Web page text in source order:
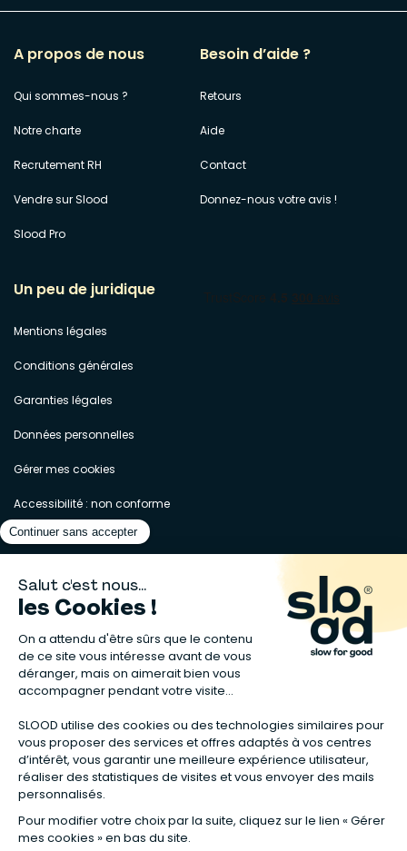
A propos de nous
Qui sommes-nous ?
Notre charte
Recrutement RH
Vendre sur Slood
Slood Pro
Besoin d’aide ?
Retours
Aide
Contact
Donnez-nous votre avis !
Un peu de juridique
Mentions légales
Conditions générales
Garanties légales
Données personnelles
Gérer mes cookies
Accessibilité : non conforme
Matelas naturels⋅Graines bio⋅ Lits bébés en bois⋅Déodorant bio⋅Sapin
en bois⋅Complement alimentaire naturel
Calendrier de l’Avent gourmand⋅Couche bio⋅Anti-nuisible⋅Poeles
Ventilateurs de plafond